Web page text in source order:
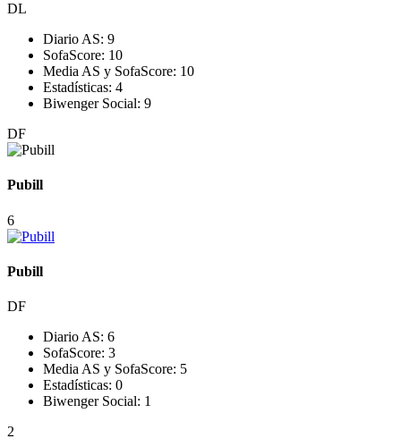
DL
Diario AS: 9
SofaScore: 10
Media AS y SofaScore: 10
Estadísticas: 4
Biwenger Social: 9
DF
Pubill
6
Pubill
DF
Diario AS: 6
SofaScore: 3
Media AS y SofaScore: 5
Estadísticas: 0
Biwenger Social: 1
2